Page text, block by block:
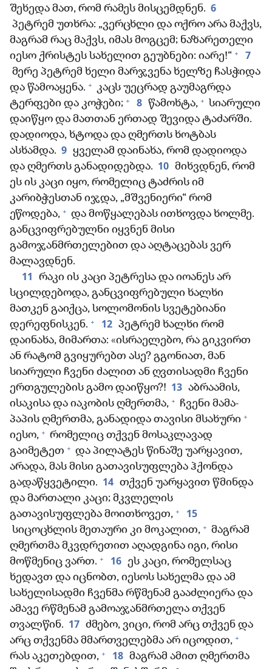
შეხედა მათ, რომ რამეს მისცემდნენ. 6
პეტრემ უთხრა: „ვერცხლი და ოქრო არა მაქვს,
მაგრამ რაც მაქვს, იმას მოგცემ; ნაზარეთელი
იესო ქრისტეს სახელით გეუბნები: იარე!“ + 7
მერე პეტრემ ხელი მარჯვენა ხელზე ჩასჭიდა
და წამოაყენა. + კაცს უეცრად გაუმაგრდა
ტერფები და კოჭები; + 8 წამოხტა, + სიარული
დაიწყო და მათთან ერთად შევიდა ტაძარში.
დადიოდა, ხტოდა და ღმერთს ხოტბას
ასხამდა. 9 ყველამ დაინახა, რომ დადიოდა
და ღმერთს განადიდებდა. 10 მიხვდნენ, რომ
ეს ის კაცი იყო, რომელიც ტაძრის იმ
კარიბჭესთან იჯდა, „მშვენიერი“ რომ
ეწოდება, + და მოწყალებას ითხოვდა ხოლმე.
განცვიფრებულნი იყვნენ მისი
გამოჯანმრთელებით და აღტაცებას ვერ
მალავდნენ.
11
რაკი ის კაცი პეტრესა და იოანეს არ
სცილდებოდა, განცვიფრებული ხალხი
მათკენ გაიქცა, სოლომონის სვეტებიანი
დერეფნისკენ. + 12 პეტრემ ხალხი რომ
დაინახა, მიმართა: «ისრაელებო, რა გიკვირთ
ან რატომ გვიყურებთ ასე? გგონიათ, მან
სიარული ჩვენი ძალით ან ღვთისადმი ჩვენი
ერთგულების გამო დაიწყო?! 13 აბრაამის,
ისაკისა და იაკობის ღმერთმა, + ჩვენი მამა-
პაპის ღმერთმა, განადიდა თავისი მსახური +
იესო, + რომელიც თქვენ მოსაკლავად
გაიმეტეთ + და პილატეს წინაშე უარყავით,
არადა, მას მისი გათავისუფლება ჰქონდა
გადაწყვეტილი. 14 თქვენ უარყავით წმინდა
და მართალი კაცი; მკვლელის
გათავისუფლება მოითხოვეთ, + 15
სიცოცხლის მეთაური კი მოკალით, + მაგრამ
ღმერთმა მკვდრეთით აღადგინა იგი, რისი
მოწმენიც ვართ. + 16 ეს კაცი, რომელსაც
ხედავთ და იცნობთ, იესოს სახელმა და ამ
სახელისადმი ჩვენმა რწმენამ გააძლიერა და
ამავე რწმენამ გამოაჯანმრთელა თქვენ
თვალწინ. 17 ძმებო, ვიცი, რომ არც თქვენ და
არც თქვენმა მმართველებმა არ იცოდით, +
რას აკეთებდით, + 18 მაგრამ ამით ღმერთმა